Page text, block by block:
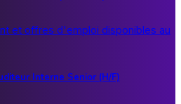
Interne Senior (H/F)